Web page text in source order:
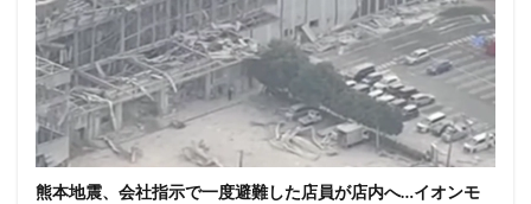
熊本地震、会社指示で一度避難した店員が店内へ…イオンモ